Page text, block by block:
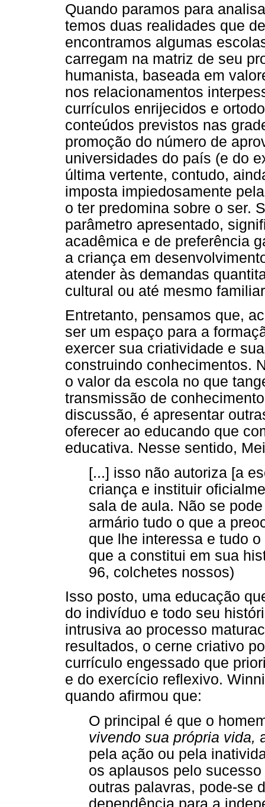
Quando paramos para
temos duas realidades que
encontramos algumas
carregam na matriz de seu
humanista, baseada em
nos relacionamentos
currículos enrijecidos e
conteúdos previstos nas
promoção do número de
universidades do país (e do
última vertente, contudo,
imposta impiedosamente
o ter predomina sobre o ser.
parâmetro apresentado,
acadêmica e de preferência
a criança em
atender às demandas
cultural ou até mesmo
Entretanto, pensamos que,
ser um espaço para a
exercer sua criatividade e
construindo conhecimentos.
o valor da escola no que
transmissão de
discussão, é apresentar
oferecer ao educando que
educativa. Nesse sentido,
[...] isso não autoriza [a
criança e instituir
sala de aula. Não se
armário tudo o que a
que lhe interessa e tudo
que a constitui em sua
96, colchetes nossos)
Isso posto, uma educação
do indivíduo e todo seu
intrusiva ao processo
resultados, o cerne criativo
currículo engessado que
e do exercício reflexivo.
quando afirmou que:
O principal é que o
vivendo sua própria vida,
pela ação ou pela
os aplausos pelo
outras palavras, pode-se
dependência para a